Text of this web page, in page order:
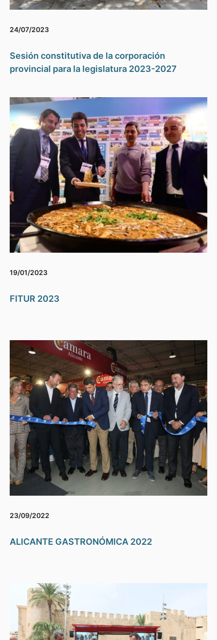
24/07/2023
Sesión constitutiva de la corporación
provincial para la legislatura 2023-2027
19/01/2023
FITUR 2023
23/09/2022
ALICANTE GASTRONÓMICA 2022